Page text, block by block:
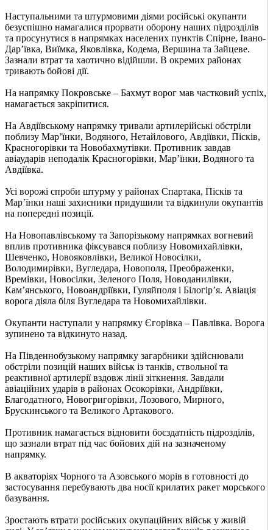
Наступальними та штурмовими діями російські окупанти
безуспішно намагалися прорвати оборону наших підрозділів
та просунутися в напрямках населених пунктів Спірне, Івано-
Дарʼївка, Виїмка, Яковлівка, Кодема, Вершина та Зайцеве.
Зазнали втрат та хаотично відійшли. В окремих районах
тривають бойові дії.
На напрямку Покровське – Бахмут ворог мав частковий успіх,
намагається закріпитися.
На Авдіївському напрямку тривали артилерійські обстріли
поблизу Мар’їнки, Водяного, Нетайлового, Авдіївки, Пісків,
Красногорівки та Новобахмутівки. Противник завдав
авіаударів неподалік Красногорівки, Мар’їнки, Водяного та
Авдіївка.
Усі ворожі спроби штурму у районах Спартака, Пісків та
Мар’їнки наші захисники придушили та відкинули окупантів
на попередні позиції.
На Новопавлівському та Запорізькому напрямках вогневий
вплив противника фіксувався поблизу Новомихайлівки,
Шевченко, Новояковлівки, Великої Новосілки,
Володимирівки, Вугледара, Новополя, Преображенки,
Времівки, Новосілки, Зеленого Поля, Новоданилівки,
Кам’янського, Новоандріївки, Гуляйполя і Білогір’я. Авіація
ворога діяла біля Вугледара та Новомихайлівки.
Окупанти наступали у напрямку Єгорівка – Павлівка. Ворога
зупинено та відкинуто назад.
На Південнобузькому напрямку загарбники здійснювали
обстріли позицій наших військ із танків, ствольної та
реактивної артилерії вздовж лінії зіткнення. Завдали
авіаційних ударів в районах Осокорівки, Андріївки,
Благодатного, Новогригорівки, Лозового, Мирного,
Брускинського та Великого Артакового.
Противник намагається відновити боєздатність підрозділів,
що зазнали втрат під час бойових дій на зазначеному
напрямку.
В акваторіях Чорного та Азовського морів в готовності до
застосування перебувають два носії крилатих ракет морського
базування.
Зростають втрати російських окупаційних військ у живій